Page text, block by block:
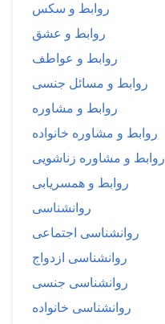
روابط و سکس
روابط و عشق
روابط و عواطف
روابط و مسائل جنسی
روابط و مشاوره
روابط و مشاوره خانواده
روابط و مشاوره زناشویی
روابط و همسریابی
روانشناسی
روانشناسی اجتماعی
روانشناسی ازدواج
روانشناسی جنسی
روانشناسی خانواده